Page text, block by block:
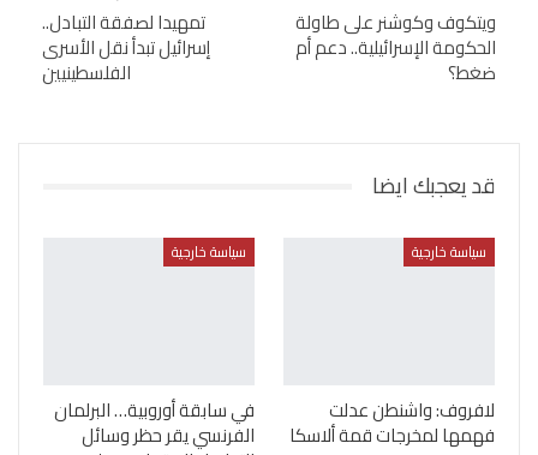
ويتكوف وكوشنر على طاولة
الحكومة الإسرائيلية.. دعم أم
ضغط؟
تمهيدا لصفقة التبادل..
إسرائيل تبدأ نقل الأسرى
الفلسطينيين
قد يعجبك ايضا
سياسة خارجية
لافروف: واشنطن عدلت
فهمها لمخرجات قمة ألاسكا
سياسة خارجية
في سابقة أوروبية… البرلمان
الفرنسي يقر حظر وسائل